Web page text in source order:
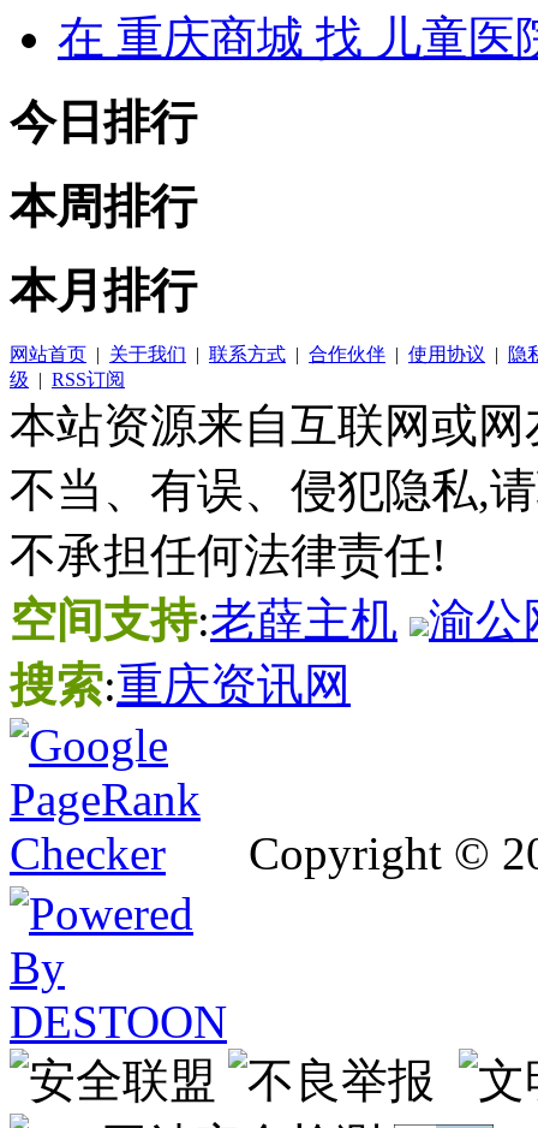
在 重庆商城 找 儿童医
今日排行
本周排行
本月排行
网站首页 | 关于我们 | 联系方式 | 合作伙伴 | 使用协议 |
隐
级 | RSS订阅
本站资源来自互联网或
不当、有误、侵犯隐私,
不承担任何法律责任!
空间支持:老薛主机
渝公
搜索:重庆资讯网
Copyright ©